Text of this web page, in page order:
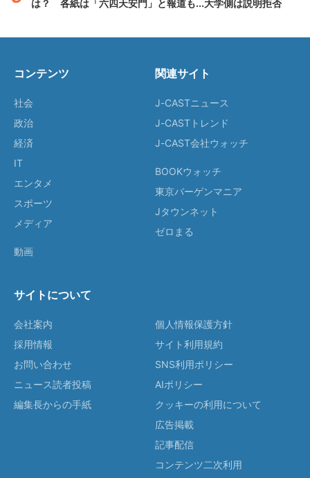
は？ 各紙は「六四天安門」と報道も...大学側は説明拒否
コンテンツ
社会
政治
経済
IT
エンタメ
スポーツ
メディア
動画
関連サイト
J-CASTニュース
J-CASTトレンド
J-CAST会社ウォッチ
BOOKウォッチ
東京バーゲンマニア
Jタウンネット
ゼロまる
サイトについて
会社案内
採用情報
お問い合わせ
ニュース読者投稿
編集長からの手紙
個人情報保護方針
サイト利用規約
SNS利用ポリシー
AIポリシー
クッキーの利用について
広告掲載
記事配信
コンテンツ二次利用